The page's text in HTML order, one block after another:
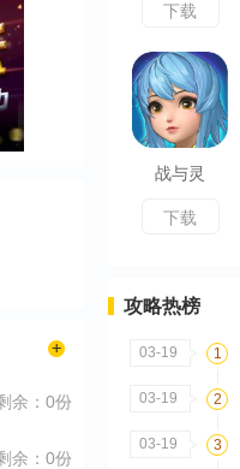
余：0份
余：0份
下载
战与灵
下载
攻略热榜
03-19 1
03-19 2
03-19 3